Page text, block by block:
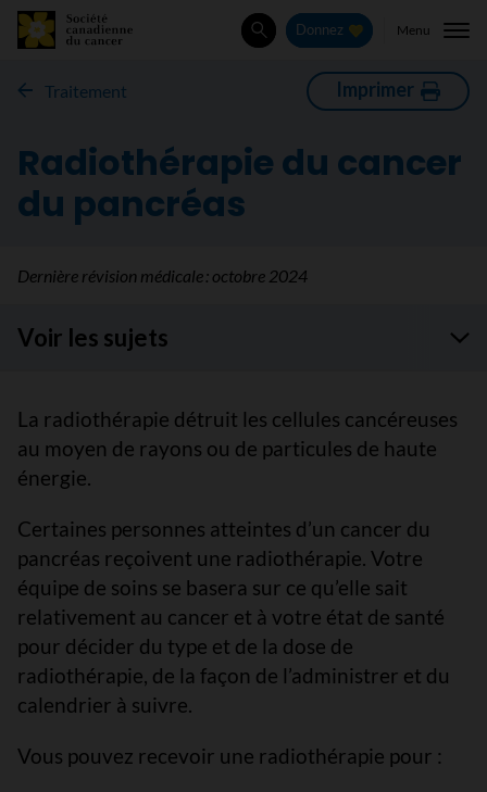
Rechercher
Donnez Menu
Traitement Imprimer
Radiothérapie du cancer
du pancréas
Dernière révision médicale : octobre 2024
Voir les sujets
La radiothérapie détruit les cellules cancéreuses
au moyen de rayons ou de particules de haute
énergie.
Certaines personnes atteintes d’un cancer du
pancréas reçoivent une radiothérapie. Votre
équipe de soins se basera sur ce qu’elle sait
relativement au cancer et à votre état de santé
pour décider du type et de la dose de
radiothérapie, de la façon de l’administrer et du
calendrier à suivre.
Vous pouvez recevoir une radiothérapie pour :